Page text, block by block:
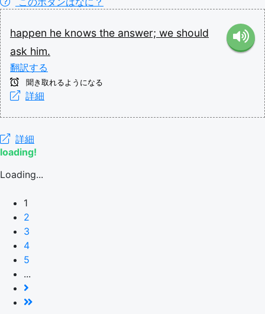
happen he knows the answer; we should
ask him.
翻訳する
聞き取れるようになる
詳細
詳細
loading!
Loading...
1
2
3
4
5
...